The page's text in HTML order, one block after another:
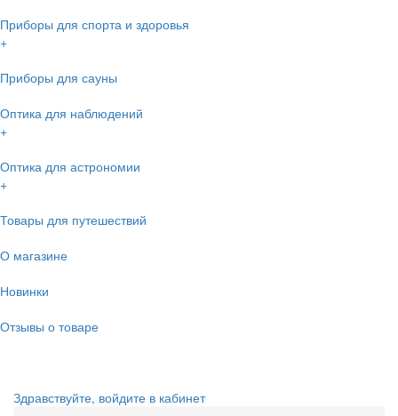
Приборы для спорта и здоровья
+
Приборы для сауны
Оптика для наблюдений
+
Оптика для астрономии
+
Товары для путешествий
О магазине
Новинки
Отзывы о товаре
Здравствуйте, войдите в кабинет